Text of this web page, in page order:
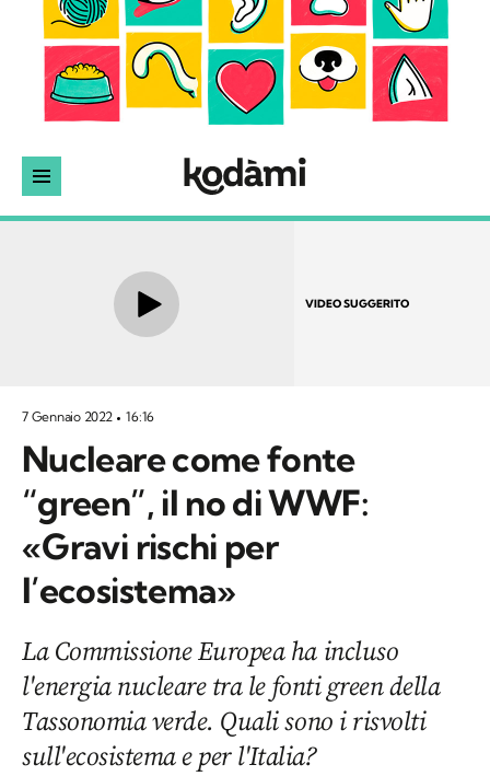
VIDEO SUGGERITO
7 Gennaio 2022 16:16
Nucleare come fonte
“green”, il no di WWF:
«Gravi rischi per
l’ecosistema»
La Commissione Europea ha incluso
l'energia nucleare tra le fonti green della
Tassonomia verde. Quali sono i risvolti
sull'ecosistema e per l'Italia?